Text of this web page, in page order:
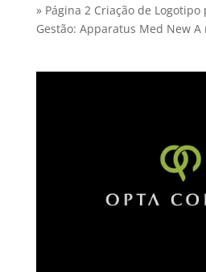
» Página 2 Criação de
Gestão: Apparatus Med New